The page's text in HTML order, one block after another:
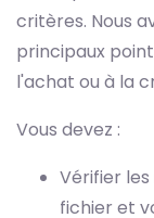
critères. Nous
principaux
l'achat ou à la
Vous devez :
Vérifier
fichier et